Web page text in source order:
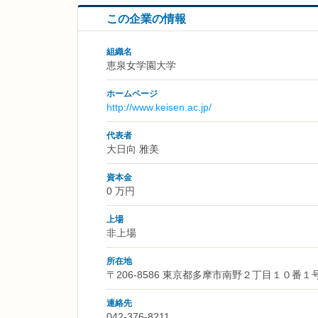
この企業の情報
組織名
恵泉女学園大学
ホームページ
http://www.keisen.ac.jp/
代表者
大日向 雅美
資本金
0 万円
上場
非上場
所在地
〒206-8586 東京都多摩市南野２丁目１０番１
連絡先